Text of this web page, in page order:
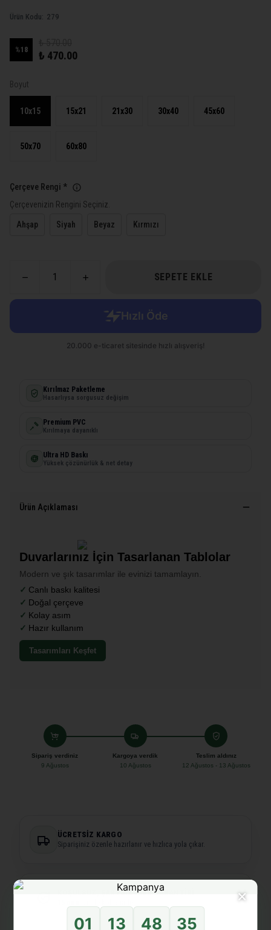
Ürün Kodu: 279
%18 ₺ 470.00
Boyut
10x15 15x21 21x30 30x40 45x60
50x70 60x80
Çerçeve Rengi *
Çerçevenizin Rengini Seçiniz.
Ahşap Siyah Beyaz Kırmızı
SEPETE EKLE
Kırılmaz Paketleme
Hasarlıysa sorgusuz değişim
Premium PVC
Kırılmaya dayanıklı
Ultra HD Baskı
Yüksek çözünürlük & net detay
Ürün Açıklaması
Duvarlarınız İçin Tasarlanan Tablolar
Modern ve şık tasarımlar ile evinizi tamamlayın.
Canlı baskı kalitesi
Doğal çerçeve
Kolay asım
Hazır kullanım
Tasarımları Keşfet
Sipariş verdiniz
9 Ağustos
Kargoya verdik
10 Ağustos
Teslim aldınız
12 Ağustos - 13 Ağustos
ÜCRETSIZ KARGO
Siparişiniz özenle hazırlanır ve hızlıca yola çıkar.
KOŞULSUZ, ŞARTSIZ İADE GARANTISI
×
01 13 48 35